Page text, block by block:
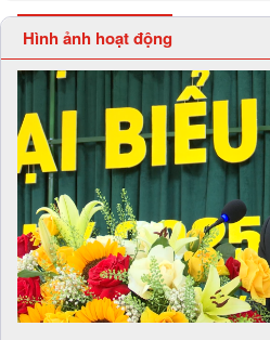
Hình ảnh hoạt động